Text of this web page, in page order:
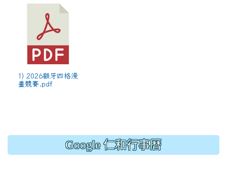
1) 2026顧牙四格漫
畫競賽.pdf
Google 仁和行事曆